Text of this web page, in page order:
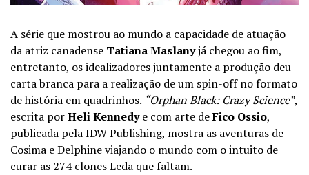
A série que mostrou ao mundo a capacidade de atuação
da atriz canadense Tatiana Maslanyjá chegou ao fim,
entretanto, os idealizadores juntamente a produção deu
carta branca para a realização de um spin-off no formato
de história em quadrinhos. “Orphan Black: Crazy Science”,
escrita porHeli Kennedye com arte deFico Ossio,
publicada pela IDW Publishing, mostra as aventuras de
Cosima e Delphine viajando o mundo com o intuito de
curar as 274 clones Leda que faltam.